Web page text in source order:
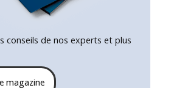
conseils de nos experts et plus
magazine